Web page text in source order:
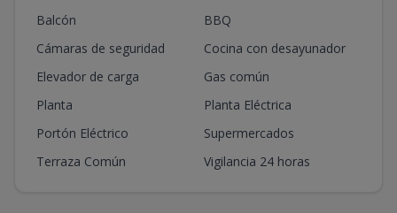
Balcón
BBQ
Cámaras de seguridad
Cocina con desayunador
Elevador de carga
Gas común
Planta
Planta Eléctrica
Portón Eléctrico
Supermercados
Terraza Común
Vigilancia 24 horas